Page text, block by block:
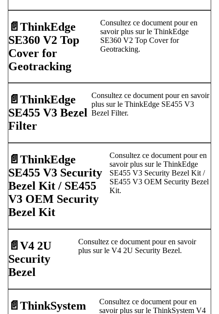
📄️ ThinkEdge
SE360 V2 Top
Cover for
Geotracking
Consultez ce document pour en
savoir plus sur le ThinkEdge
SE360 V2 Top Cover for
Geotracking.
📄️ ThinkEdge
SE455 V3 Bezel
Filter
Consultez ce document pour en savoir
plus sur le ThinkEdge SE455 V3
Bezel Filter.
📄️ ThinkEdge
SE455 V3 Security
Bezel Kit / SE455
V3 OEM Security
Bezel Kit
Consultez ce document pour en
savoir plus sur le ThinkEdge
SE455 V3 Security Bezel Kit /
SE455 V3 OEM Security Bezel
Kit.
📄️ V4 2U
Security
Bezel
Consultez ce document pour en savoir
plus sur le V4 2U Security Bezel.
📄️ ThinkSystem
Consultez ce document pour en
savoir plus sur le ThinkSystem V4